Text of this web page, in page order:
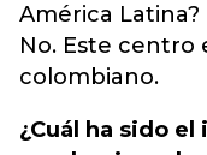
América Latina?
No. Este centro
colombiano.
¿Cuál ha sido